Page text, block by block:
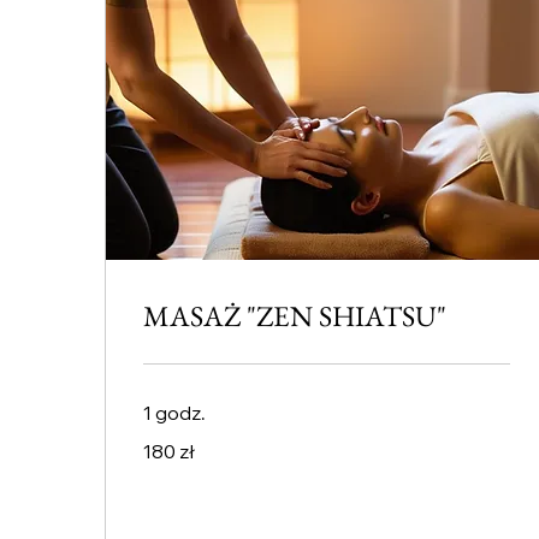
MASAŻ "ZEN SHIATSU"
1 godz.
złotych
180 zł